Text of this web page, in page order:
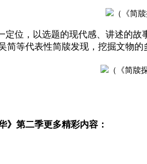
（《简
一定位，以选题的现代感、讲述
简等代表性简牍发现，挖掘文物
（《简牍
》第二季更多精彩内容：